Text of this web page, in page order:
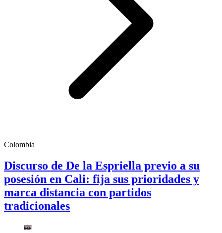
Colombia
Discurso de De la Espriella previo a su
posesión en Cali: fija sus prioridades y
marca distancia con partidos
tradicionales